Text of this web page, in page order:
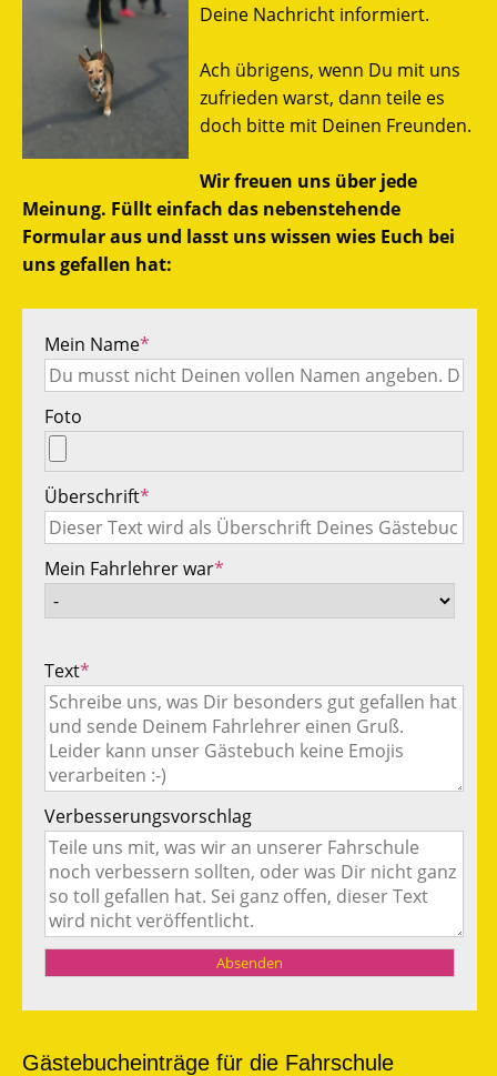
Deine Nachricht informiert.
Ach übrigens, wenn Du mit uns
zufrieden warst, dann teile es
doch bitte mit Deinen Freunden.
Wir freuen uns über jede
Meinung. Füllt einfach das nebenstehende
Formular aus und lasst uns wissen wies Euch bei
uns gefallen hat:
Mein Name*
Foto
Überschrift*
Mein Fahrlehrer war*
Text*
Verbesserungsvorschlag
Gästebucheinträge für die Fahrschule